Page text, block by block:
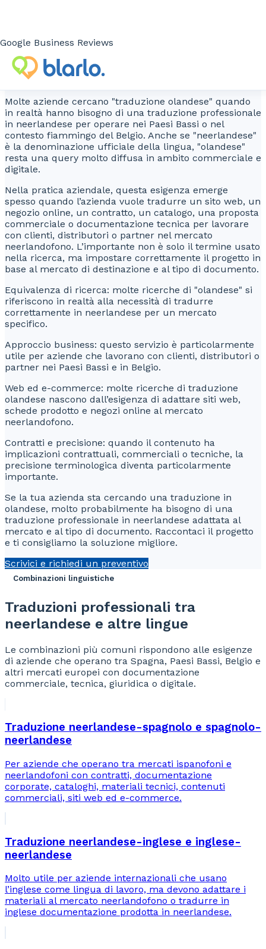
Google Business Reviews
Traduzione in olandese per aziende:
quando si usa questo termine e
come lavorare correttamente
Molte aziende cercano "traduzione olandese" quando
in realtà hanno bisogno di una traduzione professionale
in neerlandese per operare nei Paesi Bassi o nel
contesto fiammingo del Belgio. Anche se "neerlandese"
è la denominazione ufficiale della lingua, "olandese"
resta una query molto diffusa in ambito commerciale e
digitale.
Nella pratica aziendale, questa esigenza emerge
spesso quando l’azienda vuole tradurre un sito web, un
negozio online, un contratto, un catalogo, una proposta
commerciale o documentazione tecnica per lavorare
con clienti, distributori o partner nel mercato
neerlandofono. L’importante non è solo il termine usato
nella ricerca, ma impostare correttamente il progetto in
base al mercato di destinazione e al tipo di documento.
Equivalenza di ricerca: molte ricerche di "olandese" si
riferiscono in realtà alla necessità di tradurre
correttamente in neerlandese per un mercato
specifico.
Approccio business: questo servizio è particolarmente
utile per aziende che lavorano con clienti, distributori o
partner nei Paesi Bassi e in Belgio.
Web ed e-commerce: molte ricerche di traduzione
olandese nascono dall’esigenza di adattare siti web,
schede prodotto e negozi online al mercato
neerlandofono.
Contratti e precisione: quando il contenuto ha
implicazioni contrattuali, commerciali o tecniche, la
precisione terminologica diventa particolarmente
importante.
Se la tua azienda sta cercando una traduzione in
olandese, molto probabilmente ha bisogno di una
traduzione professionale in neerlandese adattata al
mercato e al tipo di documento. Raccontaci il progetto
e ti consigliamo la soluzione migliore.
Scrivici e richiedi un preventivo
Combinazioni linguistiche
Traduzioni professionali tra
neerlandese e altre lingue
Le combinazioni più comuni rispondono alle esigenze
di aziende che operano tra Spagna, Paesi Bassi, Belgio e
altri mercati europei con documentazione
commerciale, tecnica, giuridica o digitale.
Traduzione neerlandese-spagnolo e spagnolo-
neerlandese
Per aziende che operano tra mercati ispanofoni e
neerlandofoni con contratti, documentazione
corporate, cataloghi, materiali tecnici, contenuti
commerciali, siti web ed e-commerce.
Traduzione neerlandese-inglese e inglese-
neerlandese
Molto utile per aziende internazionali che usano
l’inglese come lingua di lavoro, ma devono adattare i
materiali al mercato neerlandofono o tradurre in
inglese documentazione prodotta in neerlandese.